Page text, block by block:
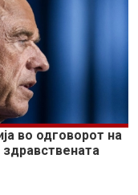
во одговорот на